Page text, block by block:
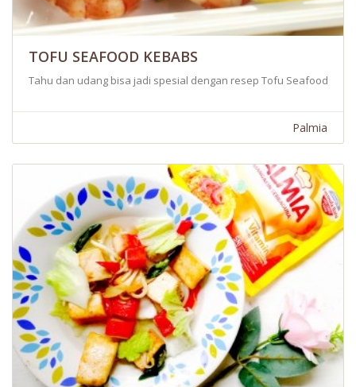
TOFU SEAFOOD KEBABS
Tahu dan udang bisa jadi spesial dengan resep Tofu Seafood
Palmia